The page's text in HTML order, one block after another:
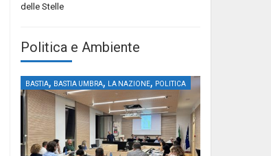
delle Stelle
Politica e Ambiente
BASTIA, BASTIA UMBRA, LA NAZIONE, POLITICA